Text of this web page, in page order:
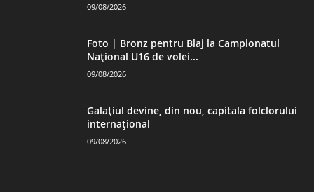
09/08/2026
Foto | Bronz pentru Blaj la Campionatul
Național U16 de volei...
09/08/2026
Galațiul devine, din nou, capitala folclorului
internațional
09/08/2026